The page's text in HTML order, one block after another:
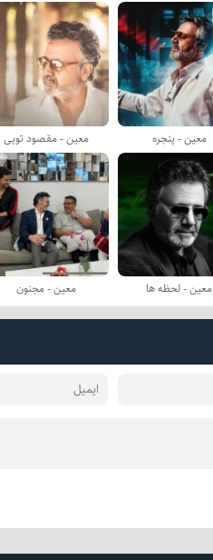
معین - پنجره معین - مقصود تویی
معین - لحظه ها معین - مجنون